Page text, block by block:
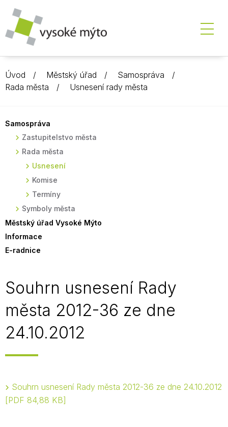
Úvod Městský úřad
Samospráva
Rada města
Usnesení rady města
Samospráva
Zastupitelstvo města
Rada města
Usnesení
Komise
Termíny
Symboly města
Městský úřad Vysoké Mýto
Informace
E-radnice
Souhrn usnesení Rady
města 2012-36 ze dne
24.10.2012
Souhrn usnesení Rady města 2012-36 ze dne 24.10.2012
PDF 84,88 KB